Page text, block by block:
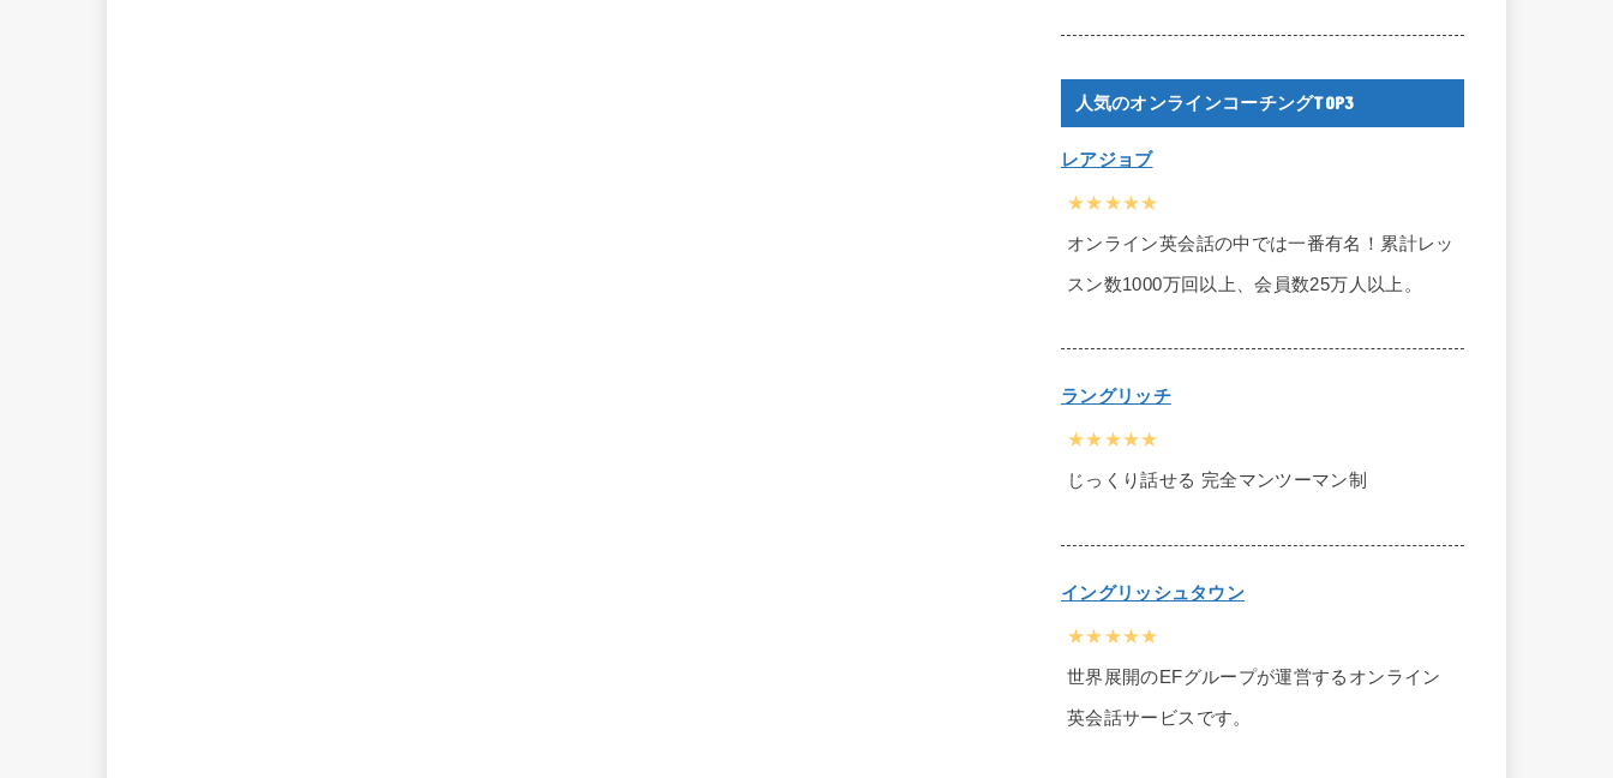
人気のオンラインコーチングTOP3
レアジョブ
★★★★★
オンライン英会話の中では一番有名！累計レッ
スン数1000万回以上、会員数25万人以上。
ラングリッチ
★★★★★
じっくり話せる 完全マンツーマン制
イングリッシュタウン
★★★★★
世界展開のEFグループが運営するオンライン
英会話サービスです。